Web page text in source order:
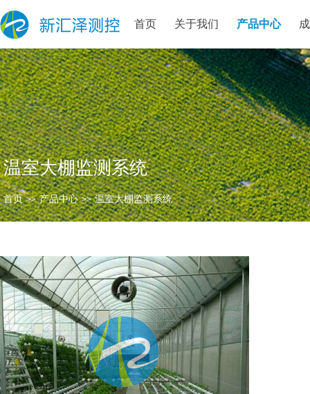
首页 关于我们 产品中心
温室大棚监测系统
首页 >> 产品中心 >> 温室大棚监测系统